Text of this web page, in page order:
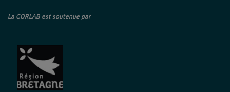
La CORLAB est soutenue par